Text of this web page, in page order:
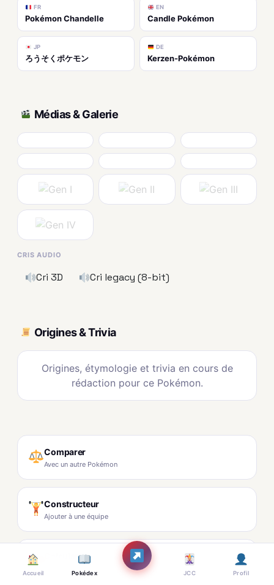
FR
Pokémon Chandelle
EN
Candle Pokémon
JP
ろうそくポケモン
DE
Kerzen-Pokémon
Médias & Galerie
CRIS AUDIO
Cri 3D Cri legacy (8-bit)
Origines & Trivia
Origines, étymologie et trivia en cours de
rédaction pour ce Pokémon.
Comparer
Avec un autre Pokémon
Constructeur
Ajouter à une équipe
Calculateur
Dégâts & couverture
Accueil Pokédex JCC Profil